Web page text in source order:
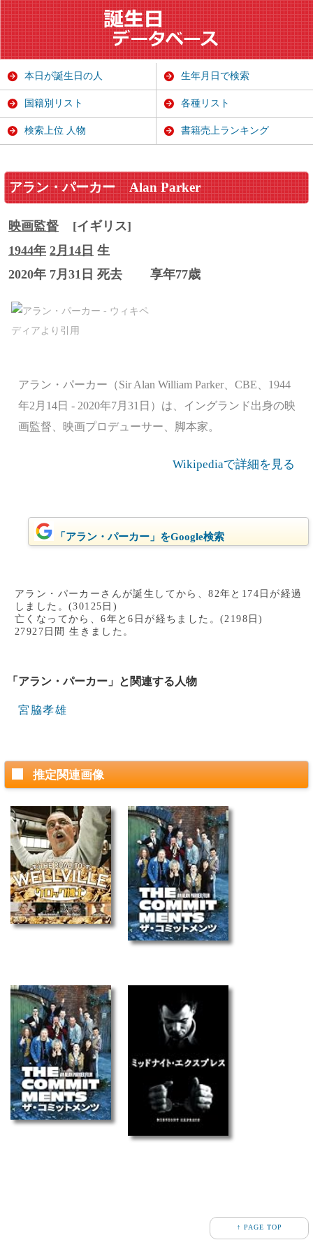
アラン・パーカー Alan Parker
映画監督
[イギリス]
1944年 2月14日 生
2020年 7月31日 死去
享年77歳
アラン・パーカー（Sir Alan William Parker、CBE、1944
年2月14日 - 2020年7月31日）は、イングランド出身の映
画監督、映画プロデューサー、脚本家。
Wikipediaで詳細を見る
「アラン・パーカー」をGoogle検索
アラン・パーカーさんが誕生してから、82年と174日が経過
しました。(30125日)
亡くなってから、6年と6日が経ちました。(2198日)
27927日間 生きました。
「アラン・パーカー」と関連する人物
宮脇孝雄
推定関連画像
本日が誕生日の人 生年月日で検索
国籍別リスト 各種リスト
検索上位 人物 書籍売上ランキング
↑ PAGE TOP